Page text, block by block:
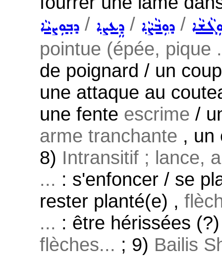
ܕܒ݂ܘܼܨܝܵܐ / ܕܸܥܨܐ / ܕܘܼܒܵܨܵܐ /
pointue (épée, pique
de poignard / un
une attaque au
une fente escrime /
arme tranchante , un
8) Intransitif ; lance,
... : s'enfoncer / se
rester planté(e) ,
... : être hérissées
flèches... ; 9) Bailis